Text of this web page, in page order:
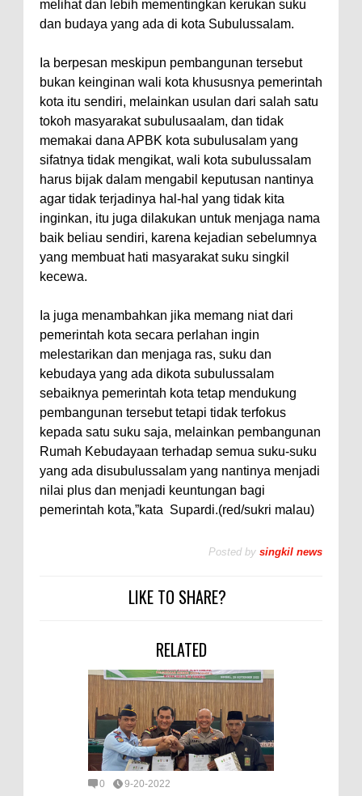
melihat dan lebih mementingkan kerukan suku
dan budaya yang ada di kota Subulussalam.
Ia berpesan meskipun pembangunan tersebut
bukan keinginan wali kota khususnya pemerintah
kota itu sendiri, melainkan usulan dari salah satu
tokoh masyarakat subulusaalam, dan tidak
memakai dana APBK kota subulusalam yang
sifatnya tidak mengikat, wali kota subulussalam
harus bijak dalam mengabil keputusan nantinya
agar tidak terjadinya hal-hal yang tidak kita
inginkan, itu juga dilakukan untuk menjaga nama
baik beliau sendiri, karena kejadian sebelumnya
yang membuat hati masyarakat suku singkil
kecewa.
Ia juga menambahkan jika memang niat dari
pemerintah kota secara perlahan ingin
melestarikan dan menjaga ras, suku dan
kebudaya yang ada dikota subulussalam
sebaiknya pemerintah kota tetap mendukung
pembangunan tersebut tetapi tidak terfokus
kepada satu suku saja, melainkan pembangunan
Rumah Kebudayaan terhadap semua suku-suku
yang ada disubulussalam yang nantinya menjadi
nilai plus dan menjadi keuntungan bagi
pemerintah kota,”kata Supardi.(red/sukri malau)
Posted by singkil news
LIKE TO SHARE?
RELATED
0 9-20-2022